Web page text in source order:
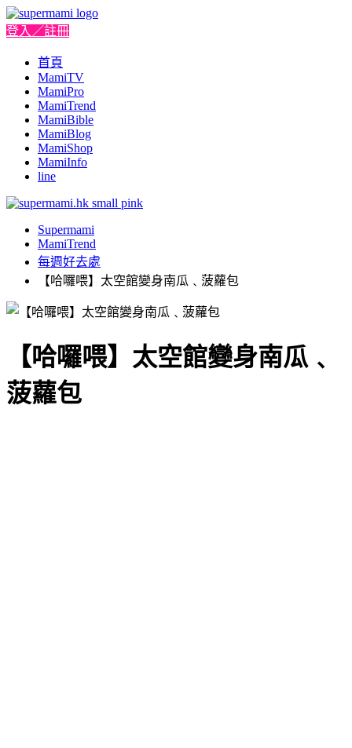
登入／註冊
首頁
MamiTV
MamiPro
MamiTrend
MamiBible
MamiBlog
MamiShop
MamiInfo
line
Supermami
MamiTrend
每週好去處
【哈囉喂】太空館變身南瓜﹑菠蘿包
【哈囉喂】太空館變身南瓜﹑
菠蘿包